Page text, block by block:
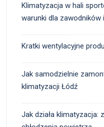
Klimatyzacja w hali
warunki dla zawodników
Kratki wentylacyjne
Jak samodzielnie
klimatyzacji Łódź
Jak działa klimatyzacja: